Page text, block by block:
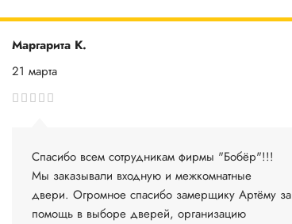
Маргарита К.
21 марта
Спасибо всем сотрудникам фирмы "Бобёр"!!!
Мы заказывали входную и межкомнатные
двери. Огромное спасибо замерщику Артёму за
помощь в выборе дверей, организацию